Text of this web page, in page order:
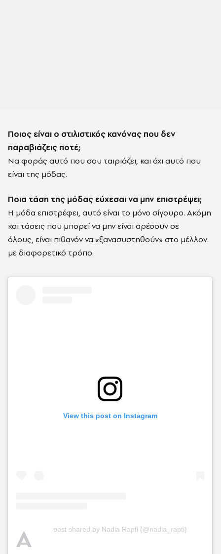
Ποιος είναι ο στιλιστικός κανόνας που δεν
παραβιάζεις ποτέ;
Να φοράς αυτό που σου ταιριάζει, και όχι αυτό που
είναι της μόδας.
Ποια τάση της μόδας εύχεσαι να μην επιστρέψει;
Η μόδα επιστρέφει, αυτό είναι το μόνο σίγουρο. Ακόμη
και τάσεις που μπορεί να μην είναι αρέσουν σε
όλους, είναι πιθανόν να «ξανασυστηθούν» στο μέλλον
με διαφορετικό τρόπο.
View this post on Instagram
A post shared by Nadia Rapti (@nadia_rapti)